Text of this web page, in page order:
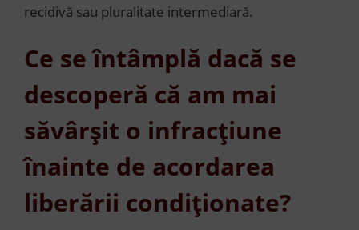
recidivă sau pluralitate intermediară.
Ce se întâmplă dacă se
descoperă că am mai
săvârșit o infracțiune
înainte de acordarea
liberării condiționate?